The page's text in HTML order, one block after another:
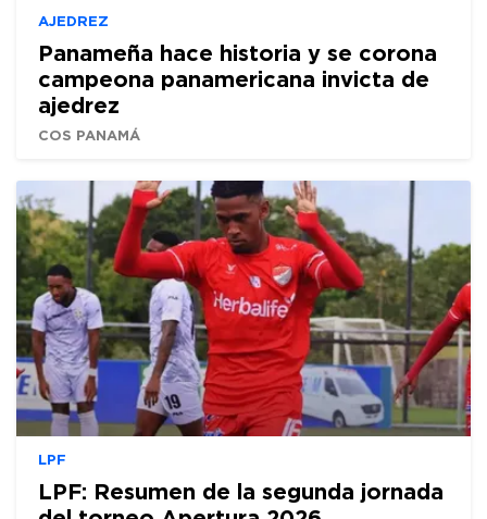
AJEDREZ
Panameña hace historia y se corona
campeona panamericana invicta de
ajedrez
COS PANAMÁ
LPF
LPF: Resumen de la segunda jornada